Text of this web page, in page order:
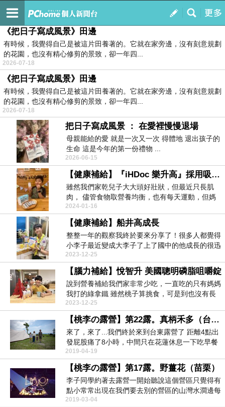
我的
訂閱
纖維螞蟻第103號
《把日子寫成風景》田邊
有時候，我覺得自己是被這片田養著的。它就在家旁邊，沒有刻意規劃
的花園，也沒有精心修剪的景致，卻一年四...
2026-07-18
《把日子寫成風景》田邊
有時候，我覺得自己是被這片田養著的。它就在家旁邊，沒有刻意規劃
的花園，也沒有精心修剪的景致，卻一年四...
2026-07-18
把日子寫成風景 ： 在愛裡慢慢退場
母親能給的愛 就是一次又一次 得體地 退出孩子的
生命 這是今年的第一份禮物 ...
2026-06-15
【健康補給】『iHDoc 樂升高』採用吸收率95%的鈣，幫助孩子健康成長、向上發育！
雖然我們家乾兒子大大頭好壯狀，但最近只長肌
肉， 儘管食物取營養均衡，也有每天運動，但媽
媽天生個子嬌...
2024-01-16
【健康補給】船井高成長
整整一年的觀察我終於要來分享了！很多人都覺得
小李子最近變成大李子了上了國中的他成長的很迅
速所以今天要...
2023-12-25
【腦力補給】悅智升 美國聰明磷脂咀嚼錠
說到營養補給我們家非常少吃，一直吃的只有媽媽
我打的綠拿鐵 雖然桃子算挑食，可是到也沒有長
的營養不良...
2023-12-25
【桃李の露營】第22露。真柄禾多（台東）
來了，來了...我們終於來到台東露營了 距離4點出
發屁股痛了8小時，中間只在花蓮休息一下吃早餐
在12...
2019-04-19
【桃李の露營】第17露。野薑花（苗栗）
李子同學約著去露營一開始聽說這個營區只覺得有
點小常常出現在我們要去別的營區的山灣水澗邊每
次看都覺得有...
2019-03-04